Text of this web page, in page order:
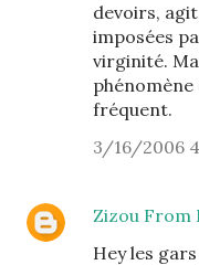
devoirs,
imposées
virginité.
fréquent.
3/16/2006
Zizou From
Hey les